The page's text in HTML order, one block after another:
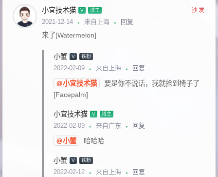
小宜技术猫 V 博主 沙发
2021-12-14 来自上海 回复
来了[Watermelon]
小蟹 V 铁粉
2022-02-09 来自上海 回复
@小宜技术猫
要是你不说话，我就抢到椅子了
[Facepalm]
小宜技术猫 V 博主
2022-02-09 来自广东 回复
@小蟹 哈哈哈
小蟹 V 铁粉
2022-02-12 来自上海 回复